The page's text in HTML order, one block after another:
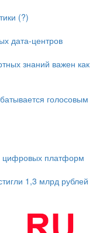
(?)
дата-центров
знаний важен как
голосовым
цифровых платформ
1,3 млрд рублей